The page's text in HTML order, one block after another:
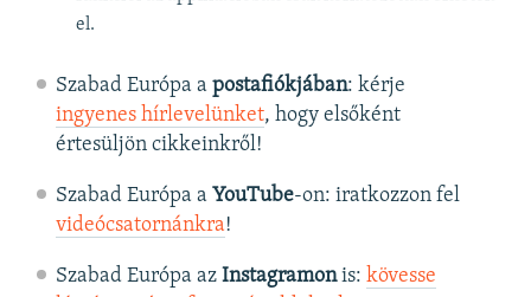
el.
Szabad Európa a postafiókjában: kérje
ingyenes hírlevelünket, hogy elsőként
értesüljön cikkeinkről!
Szabad Európa a YouTube-on: iratkozzon fel
videócsatornánkra!
Szabad Európa az Instagramonis: kövesse